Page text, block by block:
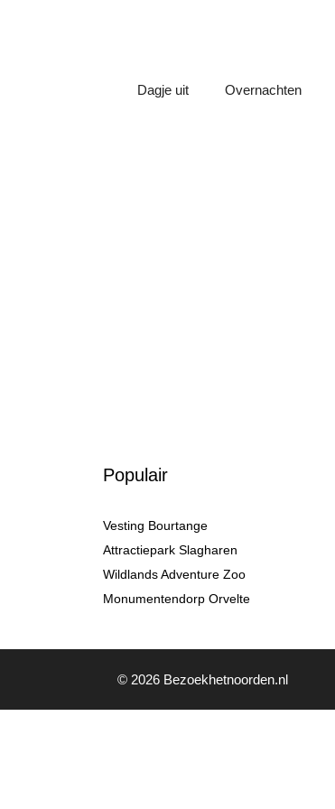
Dagje uit Overnachten
Populair
Vesting Bourtange
Attractiepark Slagharen
Wildlands Adventure Zoo
Monumentendorp Orvelte
© 2026 Bezoekhetnoorden.nl